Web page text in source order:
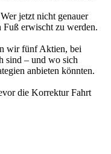
jetzt nicht genauer
Fuß erwischt zu werden.
wir fünf Aktien, bei
sind – und wo sich
anbieten könnten.
die Korrektur Fahrt